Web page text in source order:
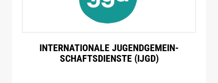
INTERNATIONALE JUGEND­GEMEIN­
SCHAFTS­DIENSTE (IJGD)